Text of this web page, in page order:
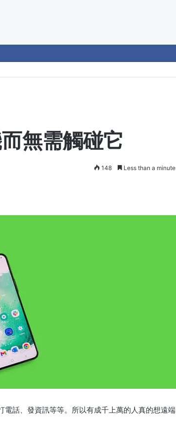
無需觸碰它
148 Less than a minute
話、發資訊等等。所以有成千上萬的人真的想遠端